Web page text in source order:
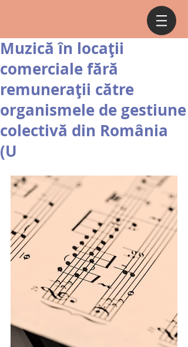
Muzică în locații
comerciale fără
remunerații către
organismele de gestiune
colectivă din România
(U